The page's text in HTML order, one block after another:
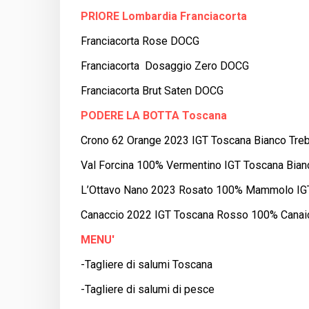
PRIORE Lombardia Franciacorta
Franciacorta Rose DOCG
Franciacorta Dosaggio Zero DOCG
Franciacorta Brut Saten DOCG
PODERE LA BOTTA Toscana
Crono 62 Orange 2023 IGT Toscana Bianco
Val Forcina 100% Vermentino IGT Toscana
L’Ottavo Nano 2023 Rosato 100% Mammolo
Canaccio 2022 IGT Toscana Rosso 100%
MENU'
-Tagliere di salumi Toscana
-Tagliere di salumi di pesce